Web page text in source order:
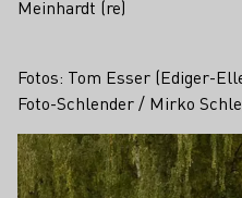
Meinhardt (re)
Fotos: Tom Esser (Ediger-
Foto-Schlender / Mirko